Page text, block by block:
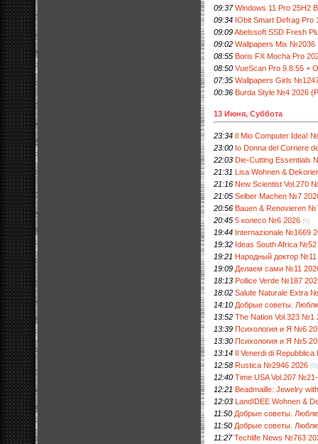
09:37 Windows 11 Pro 25H2
09:34 IObit Smart Defrag Pro
09:09Abelssoft SSD Fresh
09:02 Wallpapers Mix №2036
08:55 Boris FX Mocha Pro
08:50 VueScan Pro 9.8.55 +
07:35 Wallpapers Girls
00:36 Burdа Style №4 2026
13 Июня, Суббота
23:34 Il Mio Computer Idea!
23:00 Io Donna del Corriere
22:03 Die-Cutting Essentials
21:31 Lisa Wohnen &
21:16 New Scientist Vol.270
21:05 Selber Machen №7
20:56 Bauen & Renovieren
20:45 5 колесо №6 2026 (0)
19:44 Internazionale №1669
19:32 Ideas South Africa №52
19:21 Народный доктор №11
19:09 Делаем сами №11
18:13 Pollice Verde №187
18:02 Salute Naturale Extra
14:10 Добрые советы.
13:52 The Nation Vol.323 №1
13:39 Психология и Я №6
13:30 Психология и Я №5
13:14 Il Venerdi di
12:58 Rustica №2946 2026 (0)
12:40 Time USA Vol.207
12:21 Beadmaille: Jewelry
12:03 LandIDEE Wohnen &
11:50 Добрые советы.
11:50 Добрые советы.
11:27 Techlife News №763